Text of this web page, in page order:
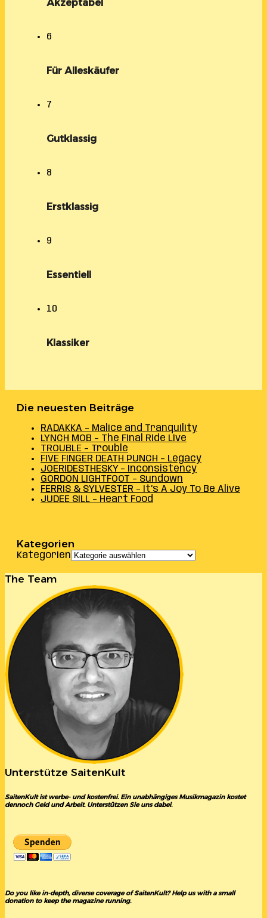
Akzeptabel
6
Für Alleskäufer
7
Gutklassig
8
Erstklassig
9
Essentiell
10
Klassiker
Die neuesten Beiträge
RADAKKA – Malice and Tranquility
LYNCH MOB – The Final Ride Live
TROUBLE – Trouble
FIVE FINGER DEATH PUNCH – Legacy
JOERIDESTHESKY – Inconsistency
GORDON LIGHTFOOT – Sundown
FERRIS & SYLVESTER – It’s A Joy To Be Alive
JUDEE SILL – Heart Food
Kategorien
Kategorien
The Team
Unterstütze SaitenKult
SaitenKult ist werbe- und kostenfrei. Ein unabhängiges Musikmagazin kostet
dennoch Geld und Arbeit. Unterstützen Sie uns dabei.
Do you like in-depth, diverse coverage of SaitenKult? Help us with a small
donation to keep the magazine running.